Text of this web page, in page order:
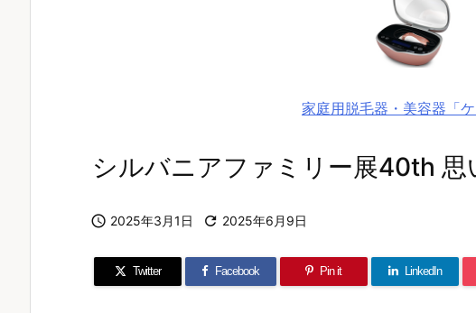
家庭用脱毛器・美容器「ケ
シルバニアファミリー展40th 思
 2025年3月1日  2025年6月9日
Twitter Facebook Pin it LinkedIn